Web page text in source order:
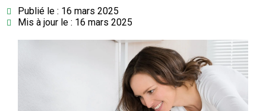
Publié le : 16 mars 2025
Mis à jour le : 16 mars 2025